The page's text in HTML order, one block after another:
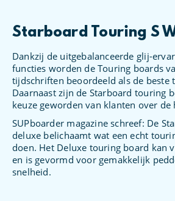
Starboard Touring S
Dankzij de uitgebalanceerde glij-
functies worden de Touring boards
tijdschriften beoordeeld als de beste
Daarnaast zijn de Starboard touring
keuze geworden van klanten over de
SUPboarder magazine schreef: De
deluxe belichaamt wat een echt
doen. Het Deluxe touring board kan
en is gevormd voor gemakkelijk
snelheid.